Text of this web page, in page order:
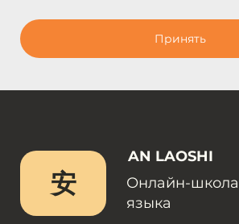
Принять
安
AN LAOSHI
Онлайн-школа
языка